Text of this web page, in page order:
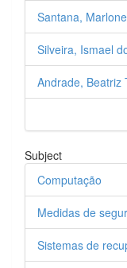
Santana,
Silveira, Ismael
Andrade, Beatriz
Subject
Computação
Medidas de
Sistemas de